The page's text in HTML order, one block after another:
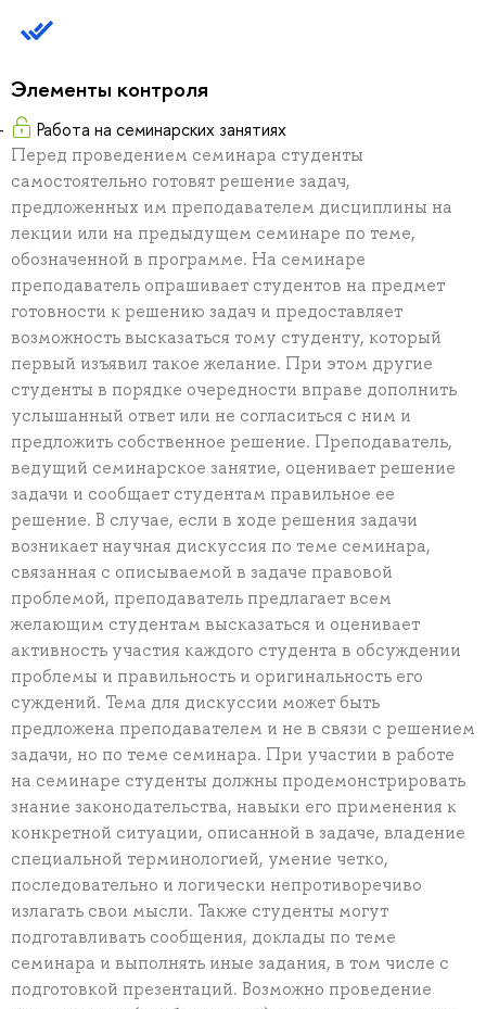
Элементы контроля
Работа на семинарских занятиях
Перед проведением семинара студенты
самостоятельно готовят решение задач,
предложенных им преподавателем дисциплины на
лекции или на предыдущем семинаре по теме,
обозначенной в программе. На семинаре
преподаватель опрашивает студентов на предмет
готовности к решению задач и предоставляет
возможность высказаться тому студенту, который
первый изъявил такое желание. При этом другие
студенты в порядке очередности вправе дополнить
услышанный ответ или не согласиться с ним и
предложить собственное решение. Преподаватель,
ведущий семинарское занятие, оценивает решение
задачи и сообщает студентам правильное ее
решение. В случае, если в ходе решения задачи
возникает научная дискуссия по теме семинара,
связанная с описываемой в задаче правовой
проблемой, преподаватель предлагает всем
желающим студентам высказаться и оценивает
активность участия каждого студента в обсуждении
проблемы и правильность и оригинальность его
суждений. Тема для дискуссии может быть
предложена преподавателем и не в связи с решением
задачи, но по теме семинара. При участии в работе
на семинаре студенты должны продемонстрировать
знание законодательства, навыки его применения к
конкретной ситуации, описанной в задаче, владение
специальной терминологией, умение четко,
последовательно и логически непротиворечиво
излагать свои мысли. Также студенты могут
подготавливать сообщения, доклады по теме
семинара и выполнять иные задания, в том числе с
подготовкой презентаций. Возможно проведение